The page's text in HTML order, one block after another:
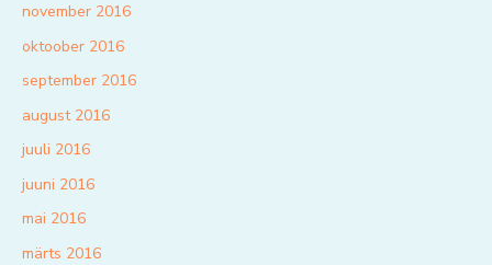
november 2016
oktoober 2016
september 2016
august 2016
juuli 2016
juuni 2016
mai 2016
märts 2016